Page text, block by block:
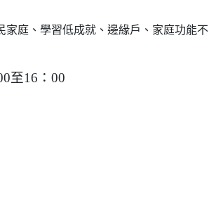
庭、學習低成就、邊緣戶、家庭功能不
至16：00